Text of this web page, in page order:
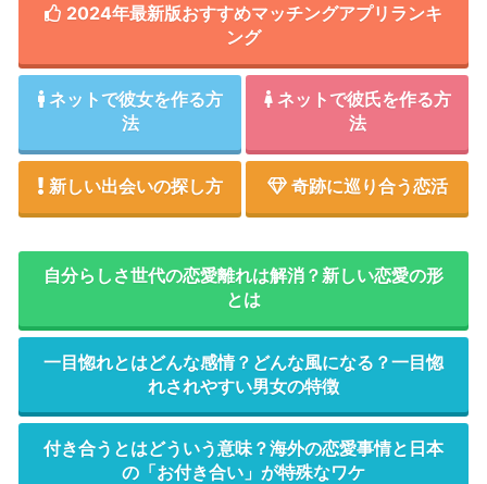
2024年最新版おすすめマッチングアプリランキ
ング
ネットで彼女を作る方
法
ネットで彼氏を作る方
法
新しい出会いの探し方 奇跡に巡り合う恋活
自分らしさ世代の恋愛離れは解消？新しい恋愛の形
とは
一目惚れとはどんな感情？どんな風になる？一目惚
れされやすい男女の特徴
付き合うとはどういう意味？海外の恋愛事情と日本
の「お付き合い」が特殊なワケ